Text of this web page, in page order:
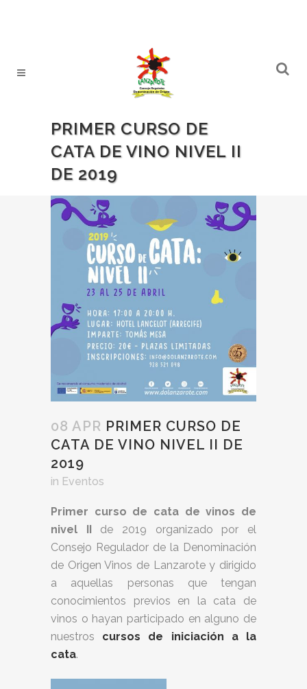
PRIMER CURSO DE
CATA DE VINO NIVEL II
DE 2019
08 APR PRIMER CURSO DE
CATA DE VINO NIVEL II DE
2019
in Eventos
Primer curso de cata de vinos de
nivel II de 2019 organizado por el
Consejo Regulador de la Denominación
de Origen Vinos de Lanzarote y dirigido
a aquellas personas que tengan
conocimientos previos en la cata de
vinos o hayan participado en alguno de
nuestros cursos de iniciación a la
cata.